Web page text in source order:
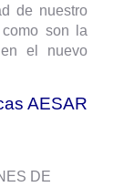
de nuestro
son la
el nuevo
AESAR
DE